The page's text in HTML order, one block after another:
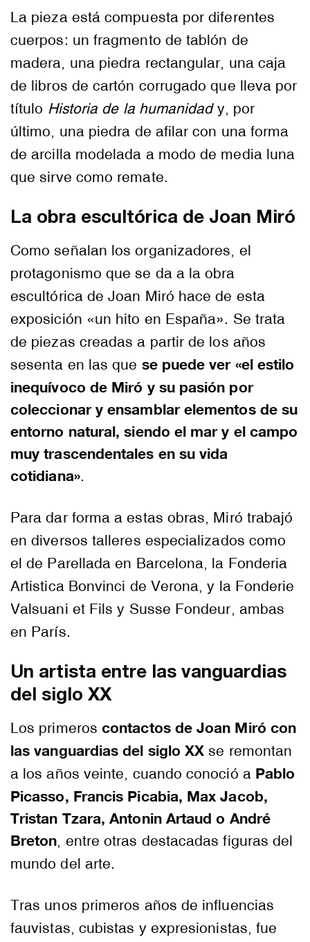
La pieza está compuesta por diferentes
cuerpos: un fragmento de tablón de
madera, una piedra rectangular, una caja
de libros de cartón corrugado que lleva por
título Historia de la humanidady, por
último, una piedra de afilar con una forma
de arcilla modelada a modo de media luna
que sirve como remate.
La obra escultórica de Joan Miró
Como señalan los organizadores, el
protagonismo que se da a la obra
escultórica de Joan Miró hace de esta
exposición «un hito en España». Se trata
de piezas creadas a partir de los años
sesenta en las que se puede ver «el estilo
inequívoco de Miró y su pasión por
coleccionar y ensamblar elementos de su
entorno natural, siendo el mar y el campo
muy trascendentales en su vida
cotidiana».
Para dar forma a estas obras, Miró trabajó
en diversos talleres especializados como
el de Parellada en Barcelona, la Fonderia
Artistica Bonvinci de Verona, y la Fonderie
Valsuani et Fils y Susse Fondeur, ambas
en París.
Un artista entre las vanguardias
del siglo XX
Los primeroscontactos de Joan Miró con
las vanguardias del siglo XX se remontan
a los años veinte, cuando conoció a Pablo
Picasso, Francis Picabia, Max Jacob,
Tristan Tzara, Antonin Artaud o André
Breton, entre otras destacadas figuras del
mundo del arte.
Tras unos primeros años de influencias
fauvistas, cubistas y expresionistas, fue